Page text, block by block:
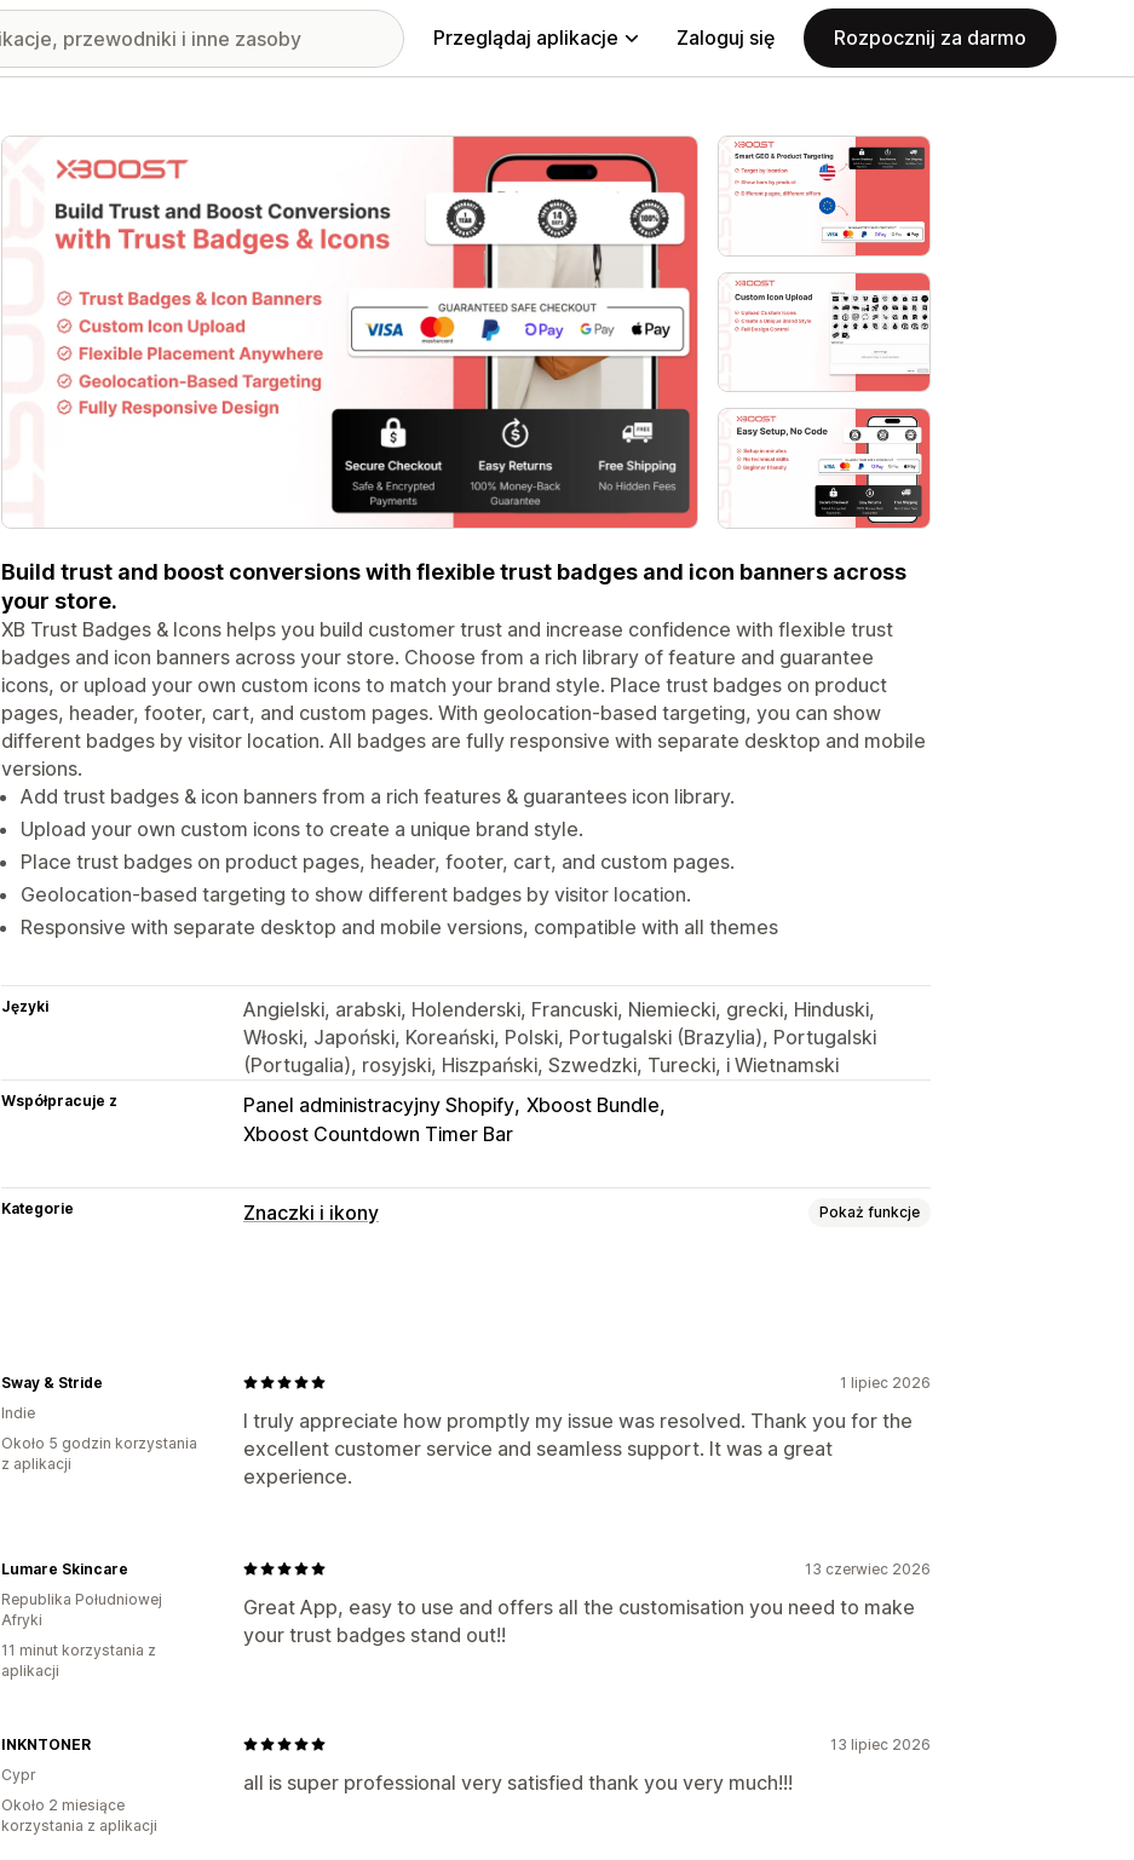
Przeglądaj aplikacje Zaloguj się Rozpocznij za darmo
Wyróżnione obrazy w galerii
Build trust and boost conversions with flexible trust badges and icon banners across
your store.
XB Trust Badges & Icons helps you build customer trust and increase confidence with flexible trust
badges and icon banners across your store. Choose from a rich library of feature and guarantee
icons, or upload your own custom icons to match your brand style. Place trust badges on product
pages, header, footer, cart, and custom pages. With geolocation-based targeting, you can show
different badges by visitor location. All badges are fully responsive with separate desktop and mobile
versions.
Add trust badges & icon banners from a rich features & guarantees icon library.
Upload your own custom icons to create a unique brand style.
Place trust badges on product pages, header, footer, cart, and custom pages.
Geolocation-based targeting to show different badges by visitor location.
Responsive with separate desktop and mobile versions, compatible with all themes
Języki
Angielski, arabski, Holenderski, Francuski, Niemiecki, grecki, Hinduski,
Włoski, Japoński, Koreański, Polski, Portugalski (Brazylia), Portugalski
(Portugalia), rosyjski, Hiszpański, Szwedzki, Turecki, i Wietnamski
Współpracuje z Panel administracyjny Shopify Xboost Bundle
Xboost Countdown Timer Bar
Kategorie Znaczki i ikony Pokaż funkcje
Dostosowanie
Animacje Tła Obramowanie Kolory Niestandardowy tekst
Styl
Rozmiar
Przesyłanie pliku Responsywność na urządzeniach mobilnych
Dla konkretnego urządzenia
Pozycja ręczna
Niestandardowe strony
Strona główna
Strony docelowe Strony produktu
1 lipiec 2026
I truly appreciate how promptly my issue was resolved. Thank you for the
excellent customer service and seamless support. It was a great
experience.
Sway & Stride
Indie
Około 5 godzin korzystania
z aplikacji
13 czerwiec 2026
Great App, easy to use and offers all the customisation you need to make
your trust badges stand out!!
Lumare Skincare
Republika Południowej
Afryki
11 minut korzystania z
aplikacji
13 lipiec 2026
all is super professional very satisfied thank you very much!!!
INKNTONER
Cypr
Około 2 miesiące
korzystania z aplikacji